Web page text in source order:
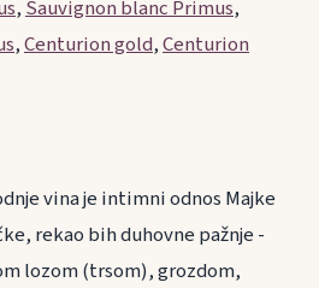
,Sauvignon blanc Primus,
,Centurion gold,Centurion
vina je intimni odnos Majke
rekao bih duhovne pažnje -
lozom (trsom), grozdom,